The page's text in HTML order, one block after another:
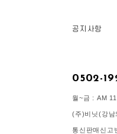
공지사항
0502-
월~금 : AM
(주)비닛(강
통신판매신